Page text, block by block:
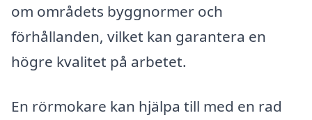
om områdets byggnormer och
förhållanden, vilket kan garantera en
högre kvalitet på arbetet.
En rörmokare kan hjälpa till med en rad